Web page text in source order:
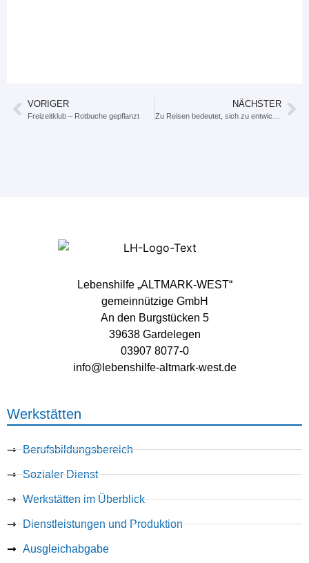
VORIGER
Freizeitklub – Rotbuche gepflanzt
NÄCHSTER
Lebenshilfe „ALTMARK-WEST“
gemeinnützige GmbH
An den Burgstücken 5
39638 Gardelegen
03907 8077-0
info@lebenshilfe-altmark-west.de
Werkstätten
Berufsbildungsbereich
Sozialer Dienst
Werkstätten im Überblick
Dienstleistungen und Produktion
Ausgleichabgabe